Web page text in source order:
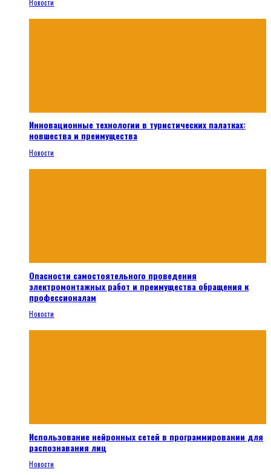
Новости
Инновационные технологии в туристических палатках:
новшества и преимущества
Новости
Опасности самостоятельного проведения
электромонтажных работ и преимущества обращения к
профессионалам
Новости
Использование нейронных сетей в программировании для
распознавания лиц
Новости